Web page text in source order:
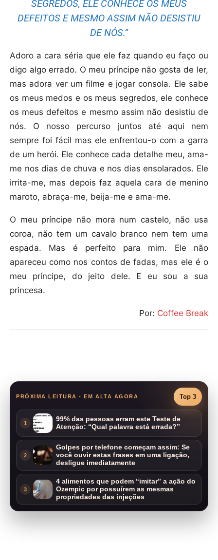
SEGREDOS, ELE CONHECE OS MEUS
DEFEITOS E MESMO ASSIM NÃO DESISTIU
DE NÓS.”
Adoro a cara séria que ele faz quando eu faço ou
digo algo errado. O meu príncipe não gosta de ler,
mas adora ver um filme e jogar consola. Ele sabe
os meus medos e os meus segredos, ele conhece
os meus defeitos e mesmo assim não desistiu de
nós. O nosso percurso juntos até aqui nem
sempre foi fácil mas ele enfrentou-o com a garra
de um herói. Ele conhece cada detalhe meu, ama-
me nos dias de chuva e nos dias ensolarados. Ele
irrita-me, mas depois faz aquela cara de menino
maroto, abraça-me, beija-me e ama-me.
O meu príncipe não mora num castelo, não usa
coroa, não tem um cavalo branco nem tem uma
espada. Mas é perfeito para mim. Ele não
apareceu como nos contos de fadas, mas ele é o
meu príncipe, do jeito dele. E eu sou a sua
princesa.
Por: Coffee Break
PRÓXIMA LEITURA - EM ALTA AGORA Top 3
1
99% das pessoas erram este Teste de
Atenção: “Qual palavra está errada?”
2
Golpes por telefone começam assim: Se
você ouvir estas frases em uma ligação,
desligue imediatamente
3
4 alimentos que podem “imitar” a ação do
Ozempic por possuírem as mesmas
propriedades das injeções